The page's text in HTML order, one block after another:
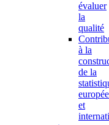
évaluer
la
qualité
à la
de la
et